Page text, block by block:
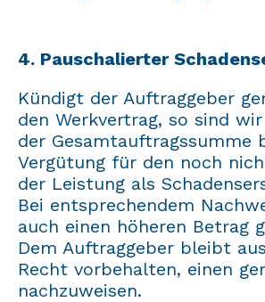
4. Pauschalierter
Kündigt der Auftraggeber
den Werkvertrag, so sind
der Gesamtauftragssumme
Vergütung für den noch
der Leistung als
Bei entsprechendem
auch einen höheren Betrag
Dem Auftraggeber bleibt
Recht vorbehalten, einen
nachzuweisen.